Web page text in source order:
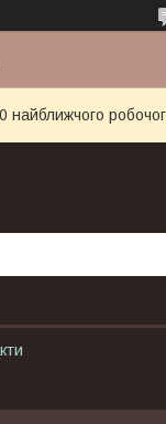
найближчого